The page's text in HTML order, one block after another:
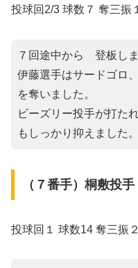
投球回2/3 球数７ 奪三振
７回途中から゙登板しま
伊藤選手はサードゴロ
を奪いました。
ビーズリー投手が打た
もしっかり抑えました。
（７番手）桐敷投手
投球回１ 球数14 奪三振